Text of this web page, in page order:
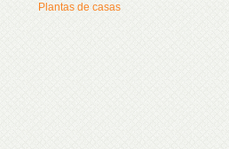
Plantas de casas